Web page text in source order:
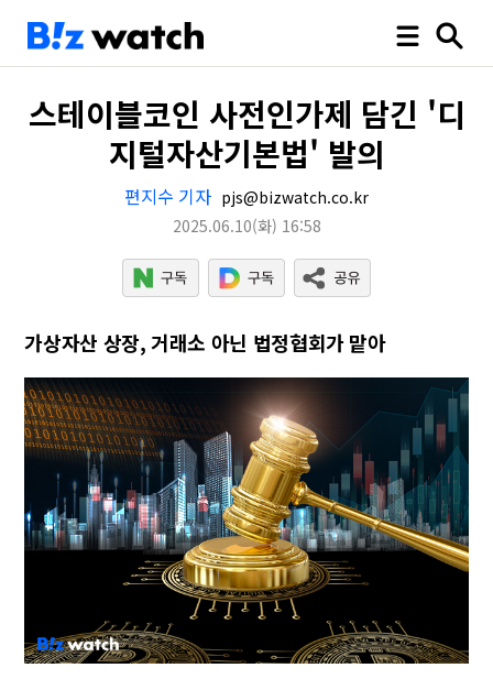
스테이블코인 사전인가제 담긴 '디
지털자산기본법' 발의
편지수 기자 pjs@bizwatch.co.kr
2025.06.10(화) 16:58
가상자산 상장, 거래소 아닌 법정협회가 맡아